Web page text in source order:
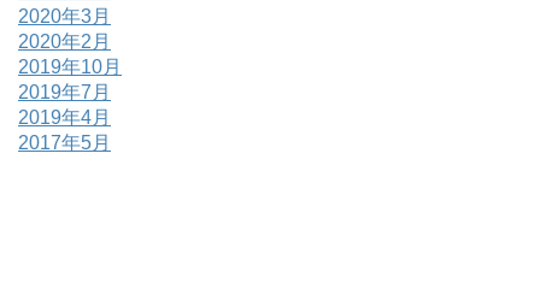
2020年3月
2020年2月
2019年10月
2019年7月
2019年4月
2017年5月